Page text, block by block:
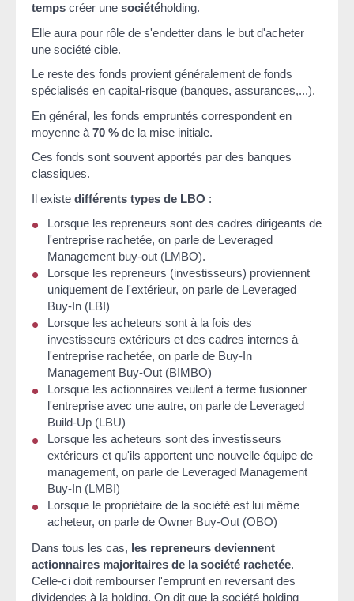
temps créer une sociétéholding.
Elle aura pour rôle de s'endetter dans le but d'acheter
une société cible.
Le reste des fonds provient généralement de fonds
spécialisés en capital-risque (banques, assurances,...).
En général, les fonds empruntés correspondent en
moyenne à 70 % de la mise initiale.
Ces fonds sont souvent apportés par des banques
classiques.
Il existe différents types de LBO :
Lorsque les repreneurs sont des cadres dirigeants de
l'entreprise rachetée, on parle de Leveraged
Management buy-out (LMBO).
Lorsque les repreneurs (investisseurs) proviennent
uniquement de l'extérieur, on parle de Leveraged
Buy-In (LBI)
Lorsque les acheteurs sont à la fois des
investisseurs extérieurs et des cadres internes à
l'entreprise rachetée, on parle de Buy-In
Management Buy-Out (BIMBO)
Lorsque les actionnaires veulent à terme fusionner
l'entreprise avec une autre, on parle de Leveraged
Build-Up (LBU)
Lorsque les acheteurs sont des investisseurs
extérieurs et qu'ils apportent une nouvelle équipe de
management, on parle de Leveraged Management
Buy-In (LMBI)
Lorsque le propriétaire de la société est lui même
acheteur, on parle de Owner Buy-Out (OBO)
Dans tous les cas, les repreneurs deviennent
actionnaires majoritaires de la société rachetée.
Celle-ci doit rembourser l'emprunt en reversant des
dividendes à la holding. On dit que la société holding